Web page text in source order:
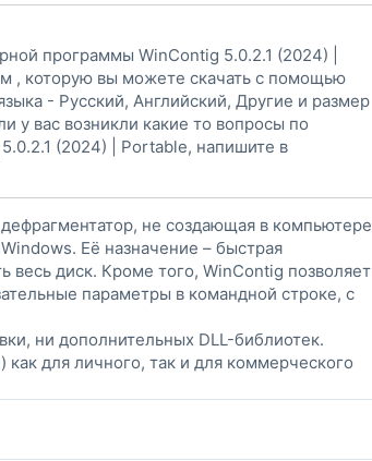
программы WinContig 5.0.2.1 (2024) |
, которую вы можете скачать с помощью
- Русский, Английский, Другие и размер
у вас возникли какие то вопросы по
(2024) | Portable, напишите в
не создающая в компьютере
Её назначение – быстрая
весь диск. Кроме того, WinContig позволяет
параметры в командной строке, с
ни дополнительных DLL-библиотек.
для личного, так и для коммерческого